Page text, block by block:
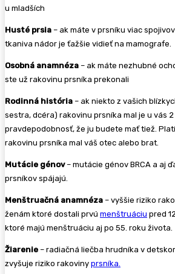
u mladších
Husté prsia – ak máte v prsníku viac
tkaniva nádor je ťažšie vidieť na mamografe.
Osobná anamnéza – ak máte nezhubné
ste už rakovinu prsníka prekonali
Rodinná história – ak niekto z vašich
sestra, dcéra) rakovinu prsníka mal je u vás
pravdepodobnosť, že ju budete mať tiež.
rakovinu prsníka mal váš otec alebo brat.
Mutácie génov– mutácie génov BRCA a aj
prsníkov spájajú.
Menštruačná anamnéza – vyššie riziko
ženám ktoré dostali prvú menštruáciu pred
ktoré majú menštruáciu aj po 55. roku života.
Žiarenie – radiačná liečba hrudníka v
zvyšuje riziko rakoviny prsníka.